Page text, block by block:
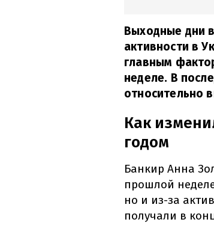
Выходные дни
активности в
главным
неделе. В
относительно
Как
годом
Банкир Анна
прошлой
но и из-за
получали в